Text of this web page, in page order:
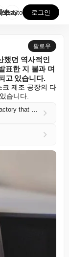
시대의 끝 — 240억 개의 게임 디스크를 생산했던 역...
AppStore 로그인
팔로우
했던 역사적인
표한 지 불과 며
고 있습니다.
크 제조 공장의 다
습니다.
End of an era — the historic PlayStation factory that manufactured 24 billion gaming discs is already being turned into a micro-optics lab, just days after Sony announced its digital push